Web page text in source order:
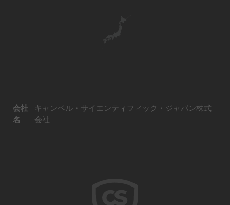
会社
名
キャンベル・サイエンティフィック・ジャパン株式
会社